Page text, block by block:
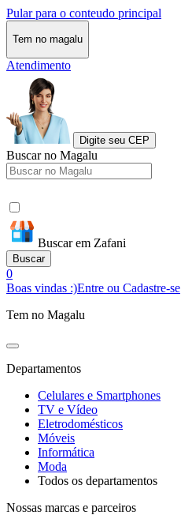
Pular para o conteudo principal
Tem no magalu
Atendimento
Digite seu CEP
Buscar no Magalu
Buscar em Zafani
Buscar
0
Boas vindas :)Entre ou Cadastre-se
Tem no Magalu
Departamentos
Celulares e Smartphones
TV e Vídeo
Eletrodomésticos
Móveis
Informática
Moda
Todos os departamentos
Nossas marcas e parceiros